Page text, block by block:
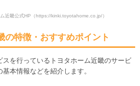
近畿公式HP （https://kinki.toyotahome.co.jp/）
の特徴・おすすめポイント
スを行っているトヨタホーム近畿のサービ
本情報などを紹介します。